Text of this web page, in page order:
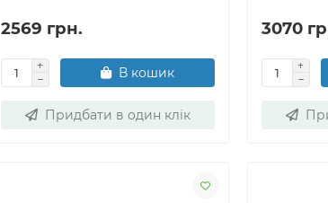
2569 грн.
В кошик
Придбати в один клік
3070